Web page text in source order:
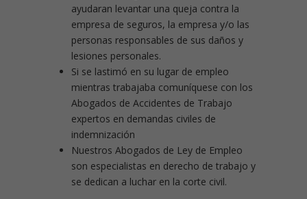
ayudaran levantar una queja contra la
empresa de seguros, la empresa y/o las
personas responsables de sus daños y
lesiones personales.
Si se lastimó en su lugar de empleo
mientras trabajaba comuníquese con los
Abogados de Accidentes de Trabajo
expertos en demandas civiles de
indemnización
Nuestros Abogados de Ley de Empleo
son especialistas en derecho de trabajo y
se dedican a luchar en la corte civil.